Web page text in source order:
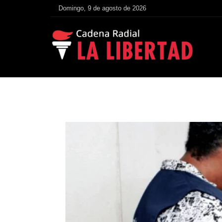
Domingo, 9 de agosto de 2026